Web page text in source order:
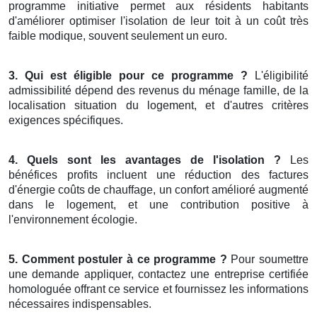
programme initiative permet aux résidents habitants
d'améliorer optimiser l'isolation de leur toit à un coût très
faible modique, souvent seulement un euro.
3. Qui est éligible pour ce programme ? L'éligibilité
admissibilité dépend des revenus du ménage famille, de la
localisation situation du logement, et d'autres critères
exigences spécifiques.
4. Quels sont les avantages de l'isolation ? Les
bénéfices profits incluent une réduction des factures
d'énergie coûts de chauffage, un confort amélioré augmenté
dans le logement, et une contribution positive à
l'environnement écologie.
5. Comment postuler à ce programme ? Pour soumettre
une demande appliquer, contactez une entreprise certifiée
homologuée offrant ce service et fournissez les informations
nécessaires indispensables.